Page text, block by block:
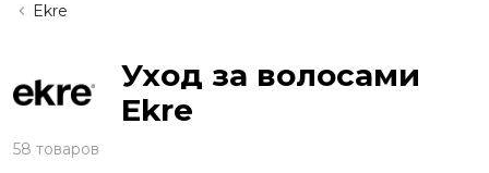
Ekre
Уход за волосами
Ekre
58 товаров